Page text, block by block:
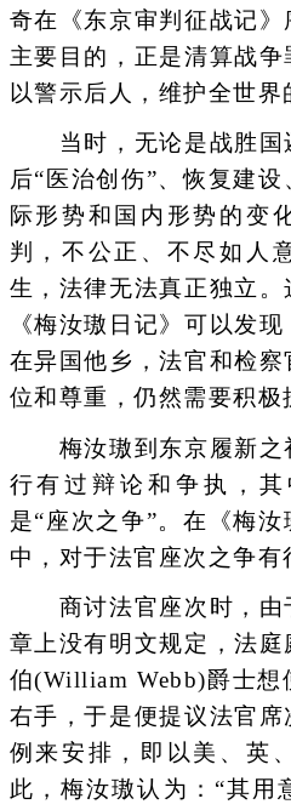
奇在《东京审判征战记
主要目的，正是清算战争
以警示后人，维护全世界
当时，无论是战胜国
后“医治创伤”、恢复建
际形势和国内形势的变
判，不公正、不尽如人
生，法律无法真正独立
《梅汝璈日记》可以发
在异国他乡，法官和检
位和尊重，仍然需要积极
梅汝璈到东京履新之
行有过辩论和争执，
是“座次之争”。在《梅
中，对于法官座次之争有
商讨法官座次时，由
章上没有明文规定，法
伯(William Webb)爵士想
右手，于是便提议法官
例来安排，即以美、英
此，梅汝璈认为：“其用